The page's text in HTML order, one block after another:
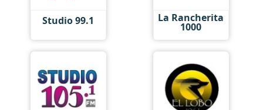
Studio 99.1 La Rancherita
1000